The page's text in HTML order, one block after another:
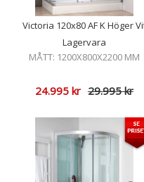
Victoria 120x80 AF K Höger
Lagervara
MÅTT: 1200X800X2200 MM
24.995kr 29.995kr